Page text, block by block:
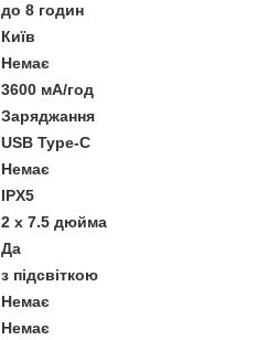
до 8 годин
Київ
Немає
3600 мА/год
Заряджання
USB Type-C
Немає
IPX5
2 х 7.5 дюйма
Да
з підсвіткою
Немає
Немає